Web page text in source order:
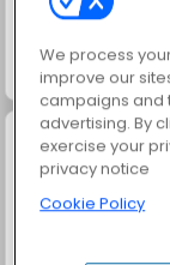
Grand Mahjong
We process
improve our
campaigns and
advertising. By
exercise your
privacy notice
Cookie Policy